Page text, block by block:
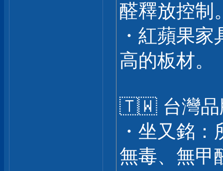
醛釋放控制
・紅蘋果
高的板材。
🇹🇼 台灣品
・坐又銘
無毒、無甲